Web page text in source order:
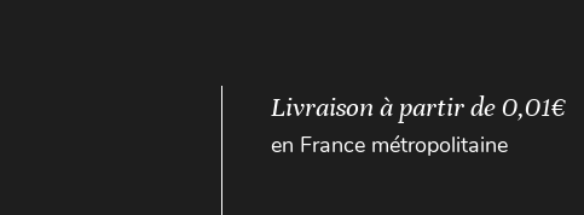
Livraison à partir de 0,01€
en France métropolitaine